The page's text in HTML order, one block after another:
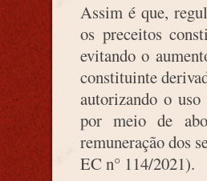
Assim é que,
os preceitos
evitando o
constituinte
autorizando o
por meio de
remuneração dos
EC n° 114/2021).